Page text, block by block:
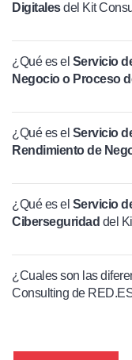
Digitalesdel Kit
¿Qué es el Servicio
Negocio o Proceso
¿Qué es el Servicio
Rendimiento de
¿Qué es el Servicio
Ciberseguridad del
¿Cuales son las
Consulting de